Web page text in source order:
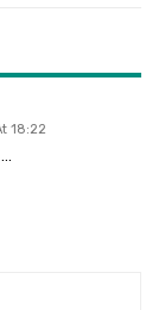
18:22